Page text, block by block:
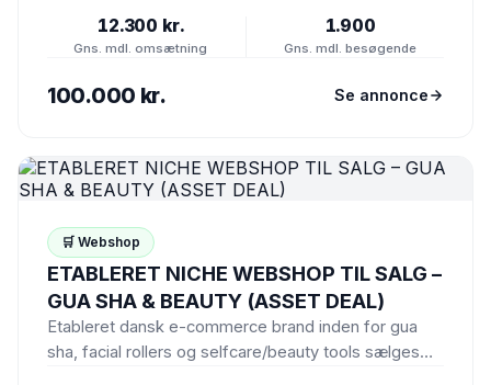
markedsføringsaktiver. Virksomheden…
12.300 kr.
Gns. mdl. omsætning
1.900
Gns. mdl. besøgende
100.000 kr. Se annonce
🛒 Webshop
ETABLERET NICHE WEBSHOP TIL SALG –
GUA SHA & BEAUTY (ASSET DEAL)
Etableret dansk e-commerce brand inden for gua
sha, facial rollers og selfcare/beauty tools sælges